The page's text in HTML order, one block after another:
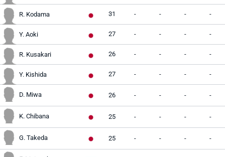
R. Kodama 31 - - - -
Y. Aoki 27 - - - -
R. Kusakari 26 - - - -
Y. Kishida 27 - - - -
D. Miwa 26 - - - -
K. Chibana 25 - - - -
G. Takeda 25 - - - -